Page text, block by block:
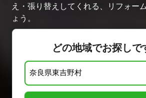
え・張り替えしてくれる、リフォー
ょう。
どの地域でお探しで